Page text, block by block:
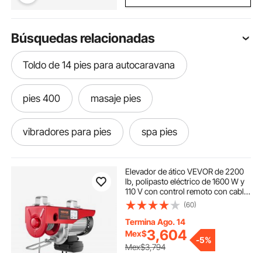
Búsquedas relacionadas
Toldo de 14 pies para autocaravana
pies 400 masaje pies
vibradores para pies spa pies
Elevador de ático VEVOR de 2200
lb, polipasto eléctrico de 1600 W y
110 V con control remoto con cable
de 14 pies, altura de elevación de un
solo cable de 40 pies y motor de
cobre puro, para garaje, almacén y
fábrica.
(60)
Termina Ago. 14
Mex$3,604
Mex$3,794
-5%